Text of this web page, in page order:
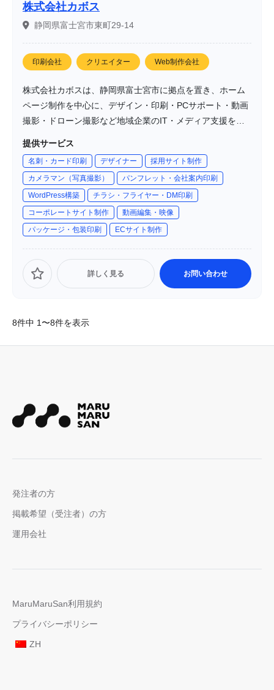
株式会社カボス
静岡県富士宮市東町29-14
印刷会社 クリエイター Web制作会社
株式会社カボスは、静岡県富士宮市に拠点を置き、ホーム
ページ制作を中心に、デザイン・印刷・PCサポート・動画
撮影・ドローン撮影など地域企業のIT・メディア支援を幅
提供サービス
名刺・カード印刷 デザイナー
採用サイト制作
カメラマン（写真撮影）
パンフレット・会社案内印刷
WordPress構築
チラシ・フライヤー・DM印刷
コーポレートサイト制作
動画編集・映像
パッケージ・包装印刷
ECサイト制作
詳しく見る お問い合わせ
8件中 1〜8件を表示
発注者の方
掲載希望（受注者）の方
運用会社
MaruMaruSan利用規約
プライバシーポリシー
ZH